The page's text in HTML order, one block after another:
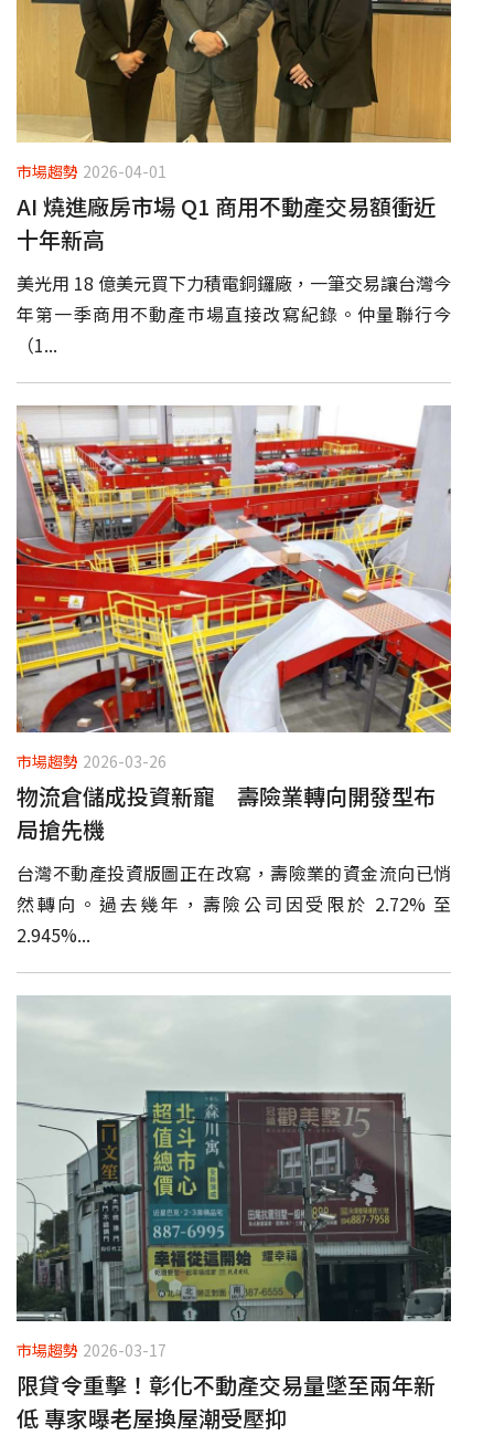
市場趨勢 2026-04-01
AI 燒進廠房市場 Q1 商用不動產交易額衝近
十年新高
美光用 18 億美元買下力積電銅鑼廠，一筆交易讓台灣今
年第一季商用不動產市場直接改寫紀錄。仲量聯行今
（1...
市場趨勢 2026-03-26
物流倉儲成投資新寵 壽險業轉向開發型布
局搶先機
台灣不動產投資版圖正在改寫，壽險業的資金流向已悄
然轉向。過去幾年，壽險公司因受限於 2.72% 至
2.945%...
市場趨勢 2026-03-17
限貸令重擊！彰化不動產交易量墜至兩年新
低 專家曝老屋換屋潮受壓抑